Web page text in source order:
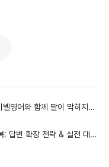
영어와 함께 말이 막히지
답변 확장 전략 & 실전 대비